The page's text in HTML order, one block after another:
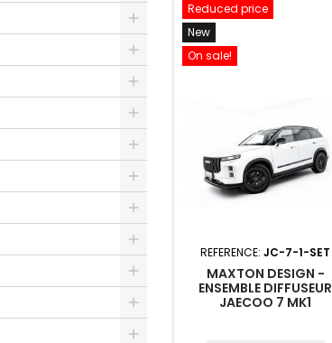
Reduced price
New
On sale!
REFERENCE: JC-7-1-SET
MAXTON DESIGN -
ENSEMBLE DIFFUSEUR
JAECOO 7 MK1